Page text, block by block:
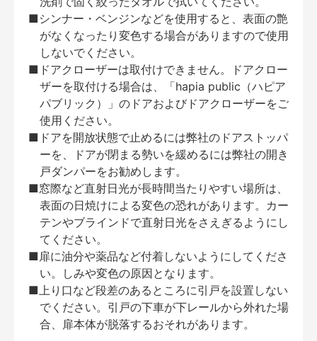
■シンナー・ベンジンなどを使用すると、表面の艶
がなくなったり変色する場合がありますので使用
しないでください。
■ドアクローザーは取付けできません。ドアクロー
ザーを取付ける場合は、「hapia public（ハピア
パブリック）」のドアおよびドアクローザーをご
使用ください。
■ドアを開放状態で止めるには弊社のドアストッパ
ーを、ドアが閉まる勢いを緩めるには弊社の開き
戸ダンパーをお勧めします。
■窓際など直射日光が長時間当たりやすい場所は、
表面の日焼けによる変色の恐れがあります。カー
テンやブラインドで直射日光をさえぎるようにし
てください。
■扉に油分や薬品など付着しないようにしてくださ
い。しみや変色の原因となります。
■上り口など段差のあるところに引戸を設置しない
でください。引戸の下車が下レールから外れた場
合、扉本体が脱落するおそれがあります。